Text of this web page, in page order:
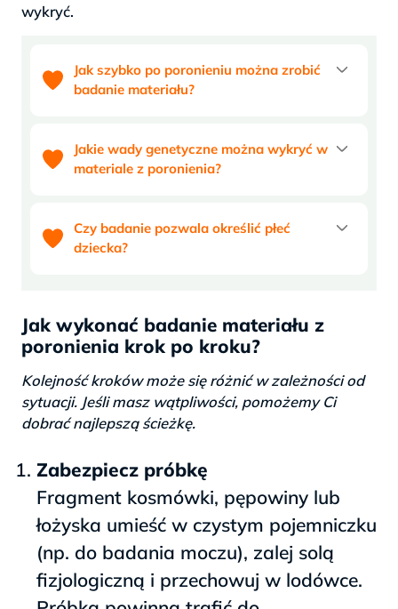
wykryć.
Jak szybko po poronieniu można zrobić
badanie materiału?
Jakie wady genetyczne można wykryć w
materiale z poronienia?
Czy badanie pozwala określić płeć
dziecka?
Jak wykonać badanie materiału z
poronienia krok po kroku?
Kolejność kroków może się różnić w zależności od
sytuacji. Jeśli masz wątpliwości, pomożemy Ci
dobrać najlepszą ścieżkę.
Zabezpiecz próbkę
Fragment kosmówki, pępowiny lub
łożyska umieść w czystym pojemniczku
(np. do badania moczu), zalej solą
fizjologiczną i przechowuj w lodówce.